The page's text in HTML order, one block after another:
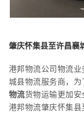
肇庆怀集县至许昌襄
港邦物流公司物流
城县物流服务商，为
物流货物运输更加
港邦物流肇庆怀集